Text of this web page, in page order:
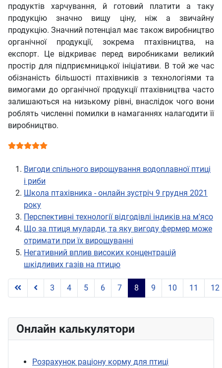
продуктів харчування, й готовий платити а таку
продукцію значно вищу ціну, ніж а звичайну
продукцію. Значний потенціал має також виробництво
органічної продукції, зокрема птахівництва, на
експорт. Це відкриває перед виробниками великий
простір для підприємницької ініціативи. В той же час
обізнаність більшості птахівників з технологіями та
вимогами до органічної продукції птахівництва часто
залишаються на низькому рівні, внаслідок чого вони
роблять численні помилки в намаганнях налагодити її
виробництво.
Рейтинг користувача:
Вигоди спільного вирощування водоплавної птиці
і риби
Школа птахівника - онлайн зустріч 9 грудня 2021
року
Перспективні технології відгодівлі індиків на м'ясо
Що за птиця муларди, та яку вигоду фермер може
отримати при їх вирощуванні
Негативний вплив високих концентрацій
шкідливих газів на птицю
Сторінка 8 із 12
3 4 5 6 7 8 9 10 11 12
Онлайн калькулятори
Розрахунок раціону корму для птиці